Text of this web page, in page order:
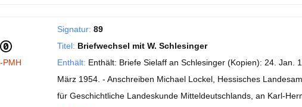
PMH
Signatur: 89
Titel: Briefwechsel mit W. Schlesinger
Enthält: Enthält: Briefe Sielaff an Schlesinger (Kopien): 24. Jan.
März 1954. - Anschreiben Michael Lockel, Hessisches
für Geschichtliche Landeskunde Mitteldeutschlands, an Karl-